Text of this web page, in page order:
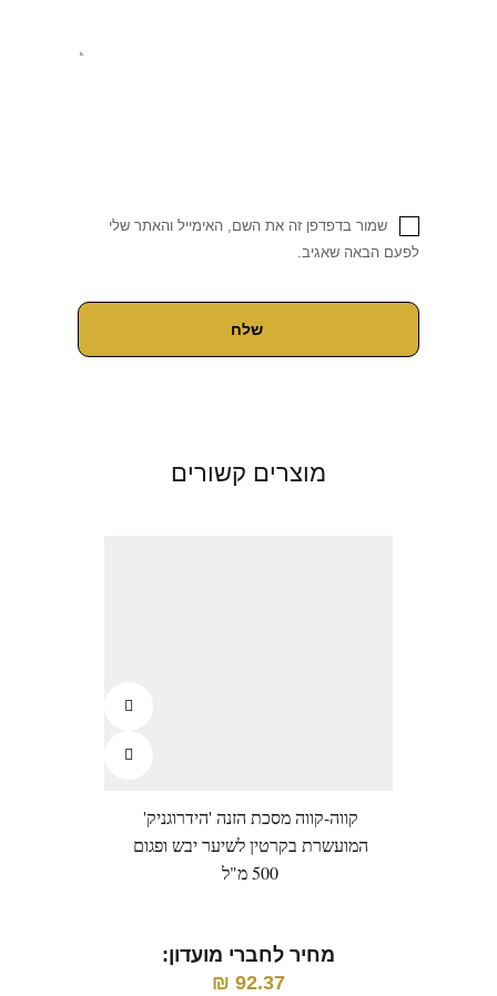
שמור בדפדפן זה את השם, האימייל והאתר שלי
לפעם הבאה שאגיב.
מוצרים קשורים
קווה-קווה מסכת הזנה 'הידרוגניק'
המועשרת בקרטין לשיער יבש ופגום
500 מ"ל
מחיר לחברי מועדון:
92.37
₪